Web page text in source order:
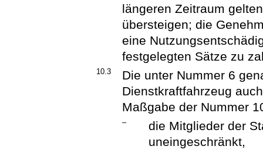
längeren Zeitraum
übersteigen; die
eine
festgelegten Sätze zu
10.3
Die unter Nummer 6
Dienstkraftfahrzeug
Maßgabe der Nummer
–
die Mitglieder der
uneingeschränkt,